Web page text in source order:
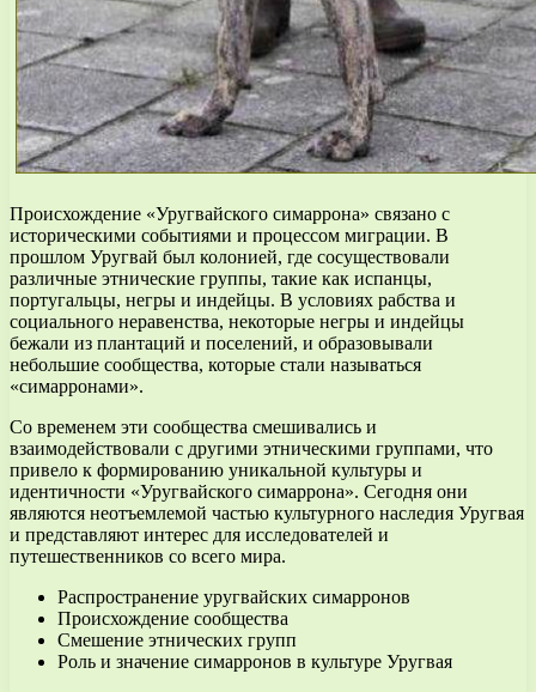
Происхождение «Уругвайского симаррона» связано с
историческими событиями и процессом миграции. В
прошлом Уругвай был колонией, где сосуществовали
различные этнические группы, такие как испанцы,
португальцы, негры и индейцы. В условиях рабства и
социального неравенства, некоторые негры и индейцы
бежали из плантаций и поселений, и образовывали
небольшие сообщества, которые стали называться
«симарронами».
Со временем эти сообщества смешивались и
взаимодействовали с другими этническими группами, что
привело к формированию уникальной культуры и
идентичности «Уругвайского симаррона». Сегодня они
являются неотъемлемой частью культурного наследия Уругвая
и представляют интерес для исследователей и
путешественников со всего мира.
Распространение уругвайских симарронов
Происхождение сообщества
Смешение этнических групп
Роль и значение симарронов в культуре Уругвая